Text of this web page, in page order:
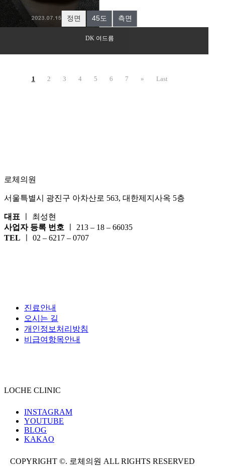
DK 여드름
1 2 3 4 5 6 7 » Last
로체의원
서울특별시 광진구 아차산로 563, 대한제지사옥 5층
대표 ㅣ 최성현
사업자 등록 번호 ㅣ 213 – 18 – 66035
TEL ㅣ 02 – 6217 – 0707
진료안내
오시는 길
개인정보처리방침
비급여항목안내
LOCHE CLINIC
INSTAGRAM
YOUTUBE
BLOG
KAKAO
COPYRIGHT ©. 로체의원 ALL RIGHTS RESERVED